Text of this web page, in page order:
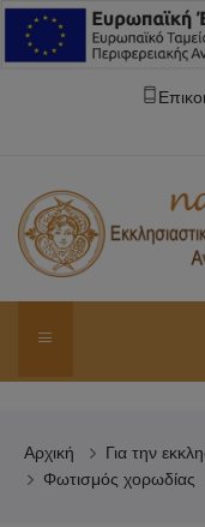
Αρχική Για την
Φωτισμός χορωδίας